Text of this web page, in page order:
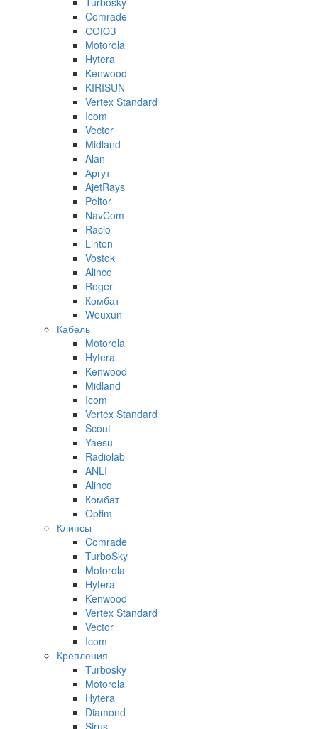
Comrade
СОЮЗ
Motorola
Hytera
Kenwood
KIRISUN
Vertex Standard
Icom
Vector
Midland
Alan
Аргут
AjetRays
Peltor
NavCom
Racio
Linton
Vostok
Alinco
Roger
Комбат
Wouxun
Кабель
Motorola
Hytera
Kenwood
Midland
Icom
Vertex Standard
Scout
Yaesu
Radiolab
ANLI
Alinco
Комбат
Optim
Клипсы
Comrade
TurboSky
Motorola
Hytera
Kenwood
Vertex Standard
Vector
Icom
Крепления
Turbosky
Motorola
Hytera
Diamond
Sirus